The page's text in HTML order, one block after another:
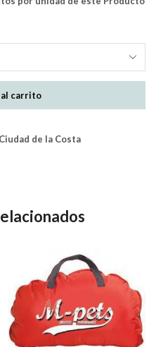
de
Pañales
carrito
de la Costa